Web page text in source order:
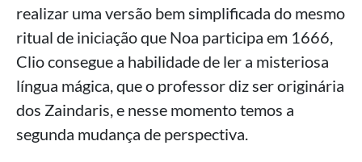
realizar uma versão bem simplificada do mesmo
ritual de iniciação que Noa participa em 1666,
Clio consegue a habilidade de ler a misteriosa
língua mágica, que o professor diz ser originária
dos Zaindaris, e nesse momento temos a
segunda mudança de perspectiva.